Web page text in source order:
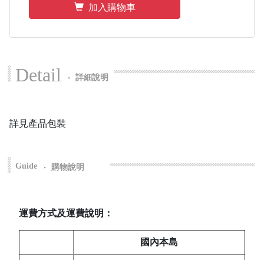
加入購物車
Detail ‧ 詳細說明
詳見產品包裝
Guide ‧ 購物說明
運費方式及運費說明：
國內本島